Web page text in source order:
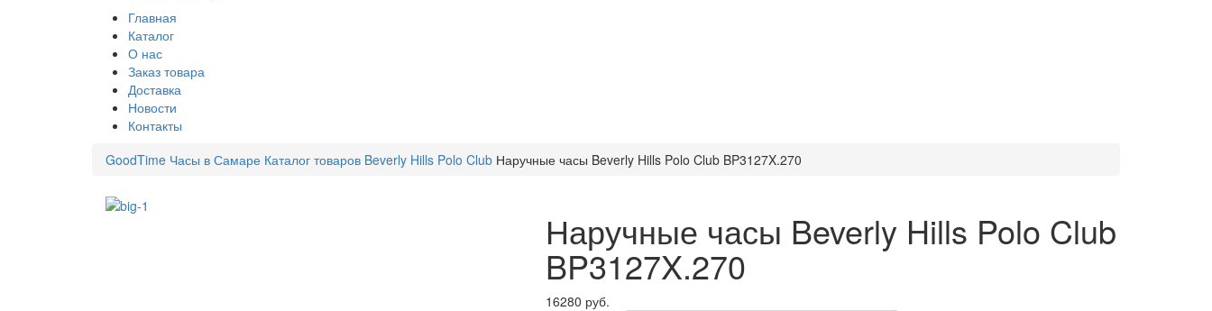
Главная
Каталог
О нас
Заказ товара
Доставка
Новости
Контакты
GoodTime Часы в Самаре Каталог товаров Beverly Hills Polo Club Наручные часы Beverly Hills Polo Club BP3127X.270
Наручные часы Beverly Hills Polo Club
BP3127X.270
16280 руб.